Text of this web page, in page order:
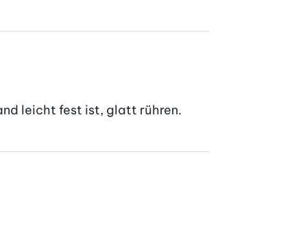
leicht fest ist, glatt rühren.